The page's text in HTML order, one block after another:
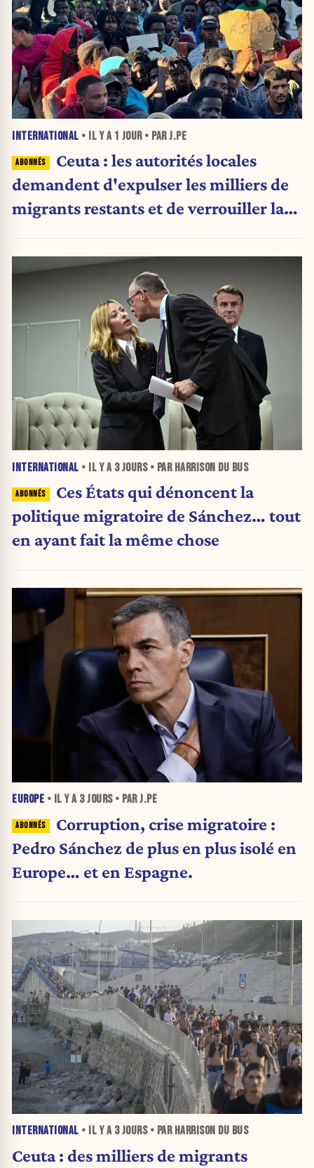
INTERNATIONAL • IL Y A 1 JOUR• PAR J.PE
Ceuta : les autorités locales
demandent d'expulser les milliers de
migrants restants et de verrouiller la
INTERNATIONAL • IL Y A 3 JOURS• PAR HARRISON DU BUS
Ces États qui dénoncent la
politique migratoire de Sánchez… tout
en ayant fait la même chose
EUROPE • IL Y A 3 JOURS• PAR J.PE
Corruption, crise migratoire :
Pedro Sánchez de plus en plus isolé en
Europe… et en Espagne.
INTERNATIONAL • IL Y A 3 JOURS• PAR HARRISON DU BUS
Ceuta : des milliers de migrants